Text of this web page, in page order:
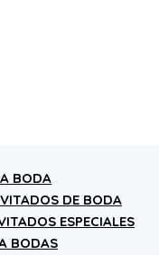
BODA
DE BODA
ESPECIALES
BODAS